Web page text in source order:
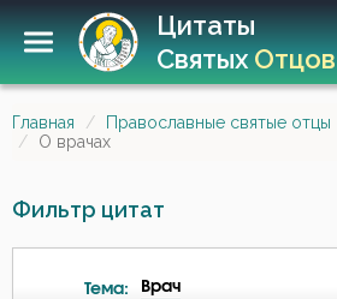
Цитаты
СвятыхОтцов
Главная Православные святые отцы
О врачах
Фильтр цитат
Тема: Врач